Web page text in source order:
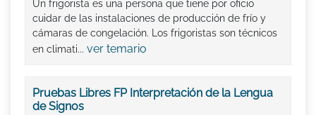
Un frigorista es una persona que tiene por oficio
cuidar de las instalaciones de producción de frío y
cámaras de congelación. Los frigoristas son técnicos
en climati... ver temario
Pruebas Libres FP Interpretación de la Lengua
de Signos